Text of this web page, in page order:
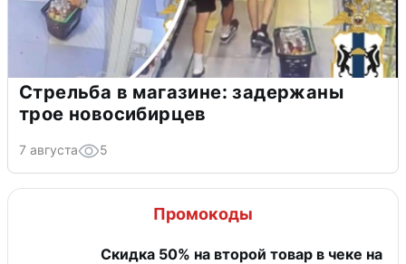
Стрельба в магазине: задержаны
трое новосибирцев
7 августа 5
Промокоды
Скидка 50% на второй товар в чеке на